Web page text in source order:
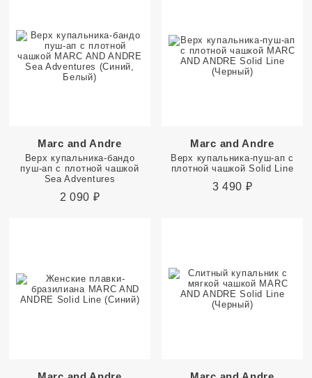
Marc and Andre
Верх купальника-бандо
пуш-ап с плотной чашкой
Sea Adventures
2 090 ₽
Marc and Andre
Верх купальника-пуш-ап с
плотной чашкой Solid Line
3 490 ₽